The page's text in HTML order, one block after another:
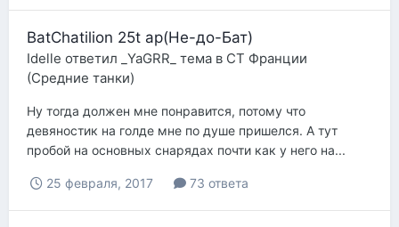
BatChatilion 25t ap(Не-до-Бат)
Idelle ответил _YaGRR_ тема в СТ Франции
(Средние танки)
Ну тогда должен мне понравится, потому что
девяностик на голде мне по душе пришелся. А тут
пробой на основных снарядах почти как у него на...
25 февраля, 2017 73 ответа